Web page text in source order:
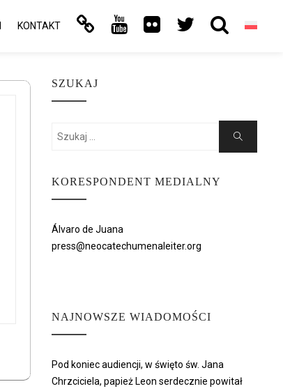
KONTAKT
SZUKAJ
Search
Search
KORESPONDENT MEDIALNY
Álvaro de Juana
press@neocatechumenaleiter.org
NAJNOWSZE WIADOMOŚCI
Pod koniec audiencji, w święto św. Jana
Chrzciciela, papież Leon serdecznie powitał